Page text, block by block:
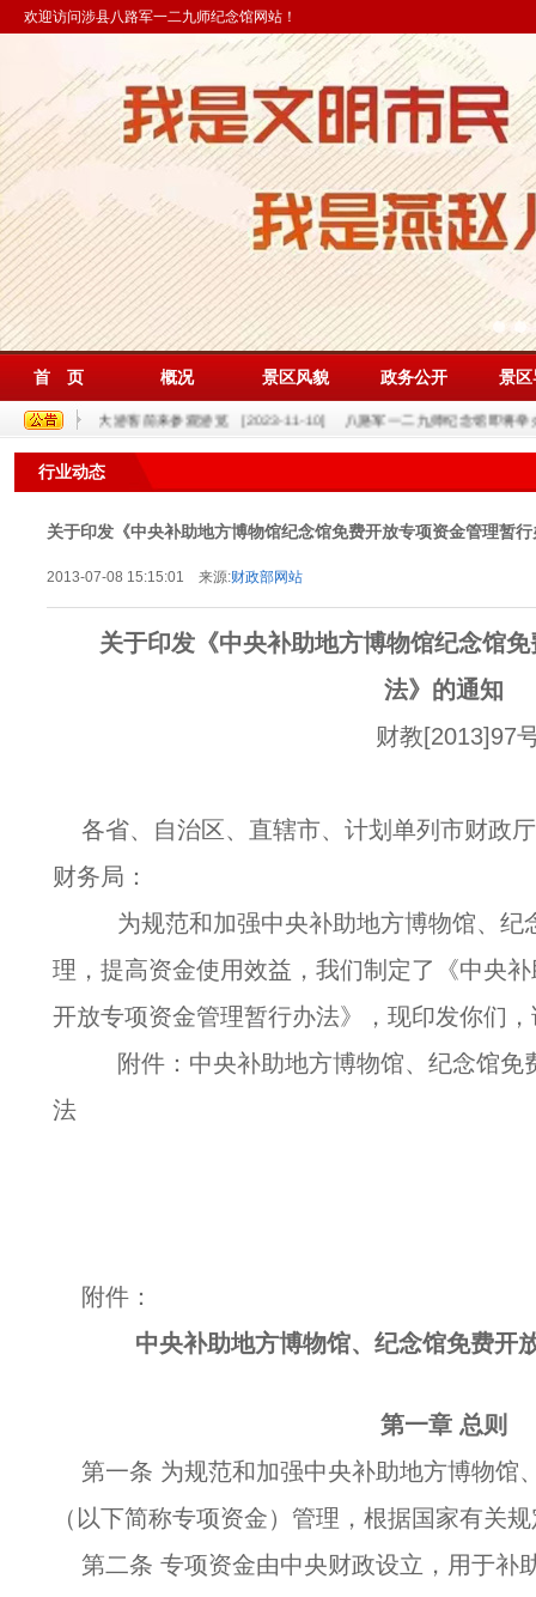
欢迎访问涉县八路军一二九师纪念馆网站！
首 页 概况 景区风貌 政务公开 景
大游客前来参观游览[2023-11-10] 八路军一二九师纪念馆即将举办“红色太行
行业动态
关于印发《中央补助地方博物馆纪念馆免费开放专项资金管理暂
2013-07-08 15:15:01 来源:财政部网站
关于印发《中央补助地方博物馆纪念馆
法》的通知
财教[2013]97
各省、自治区、直辖市、计划单列市财政
财务局：
为规范和加强中央补助地方博物馆、纪
理，提高资金使用效益，我们制定了《中央
开放专项资金管理暂行办法》，现印发你们
附件：中央补助地方博物馆、纪念馆免
法
附件：
中央补助地方博物馆、纪念馆免费开
第一章 总则
第一条 为规范和加强中央补助地方博物馆
（以下简称专项资金）管理，根据国家有关
第二条 专项资金由中央财政设立，用于补